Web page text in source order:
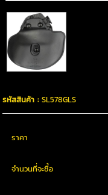
รหัสสินค้า :SL578GLS
ราคา
จำนวนที่จะซื้อ